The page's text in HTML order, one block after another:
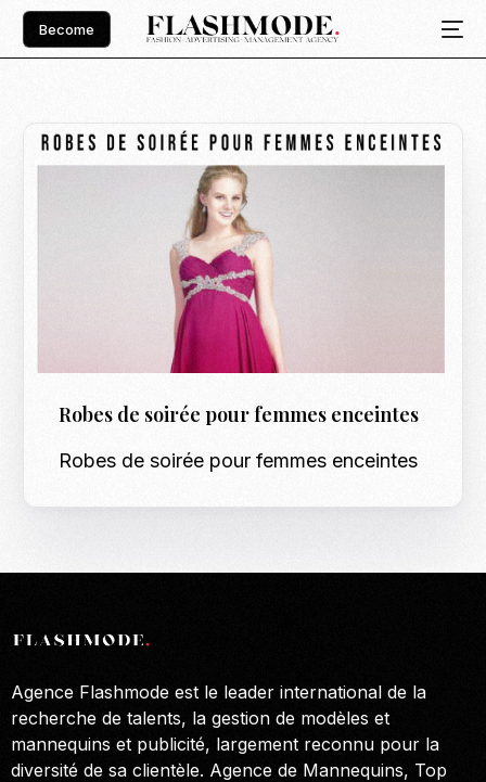
Become
Robes de soirée pour femmes enceintes
Robes de soirée pour femmes enceintes
Agence Flashmode est le leader international de la
recherche de talents, la gestion de modèles et
mannequins et publicité, largement reconnu pour la
diversité de sa clientèle. Agence de Mannequins, Top